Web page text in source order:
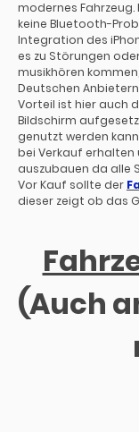
modernes
keine Bluetooth-
Integration des
es zu Störungen
musikhören
Deutschen
Vorteil ist hier auch
Bildschirm
genutzt werden
bei Verkauf
auszubauen da alle
Vor Kauf sollte der
dieser zeigt ob das
(Auch